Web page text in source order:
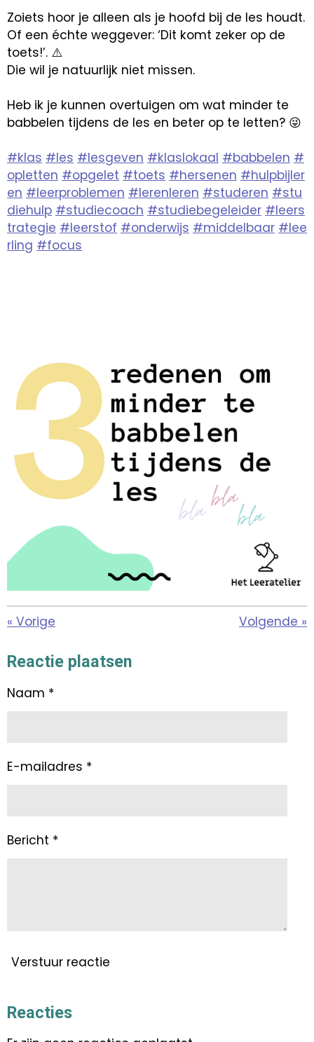
Zoiets hoor je alleen als je hoofd bij de les houdt.
Of een échte weggever: ‘Dit komt zeker op de
toets!’. ⚠️
Die wil je natuurlijk niet missen.
Heb ik je kunnen overtuigen om wat minder te
babbelen tijdens de les en beter op te letten? 😜
#klas #les #lesgeven #klaslokaal #babbelen #
opletten #opgelet #toets #hersenen #hulpbijler
en #leerproblemen #lerenleren #studeren #stu
diehulp #studiecoach #studiebegeleider #leers
trategie #leerstof #onderwijs #middelbaar #lee
rling #focus
« Vorige Volgende »
Reactie plaatsen
Naam *
E-mailadres *
Bericht *
Verstuur reactie
Reacties